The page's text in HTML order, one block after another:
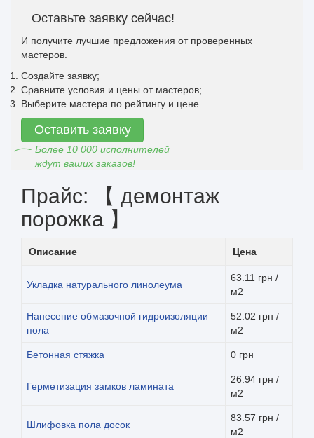
Оставьте заявку сейчас!
И получите лучшие предложения от проверенных
мастеров.
Создайте заявку;
Сравните условия и цены от мастеров;
Выберите мастера по рейтингу и цене.
Оставить заявку
Более 10 000 исполнителей
ждут ваших заказов!
Прайс: 【 демонтаж
порожка 】
Описание Цена
Укладка натурального линолеума
63.11 грн /
м2
Нанесение обмазочной гидроизоляции
пола
52.02 грн /
м2
Бетонная стяжка 0 грн
Герметизация замков ламината
26.94 грн /
м2
Шлифовка пола досок
83.57 грн /
м2